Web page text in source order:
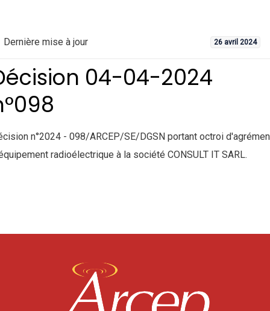
Dernière mise à jour 26 avril 2024
04-04-2024
n°2024 - 098/ARCEP/SE/DGSN portant octroi
radioélectrique à la société CONSULT IT SARL.